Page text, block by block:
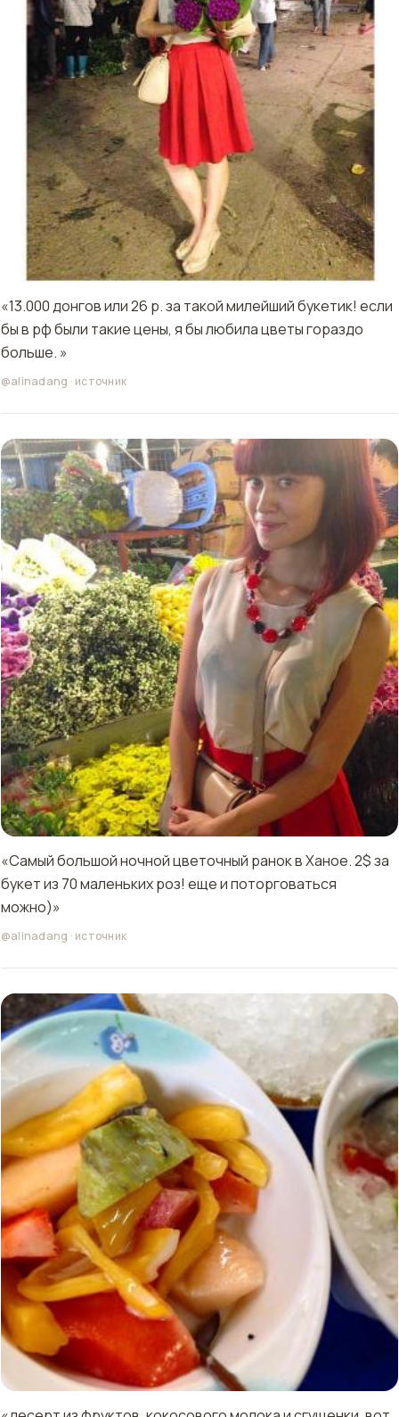
«13.000 донгов или 26 р. за такой милейший букетик! если
бы в рф были такие цены, я бы любила цветы гораздо
больше. »
@alinadang · источник
«Самый большой ночной цветочный ранок в Ханое. 2$ за
букет из 70 маленьких роз! еще и поторговаться
можно)»
@alinadang · источник